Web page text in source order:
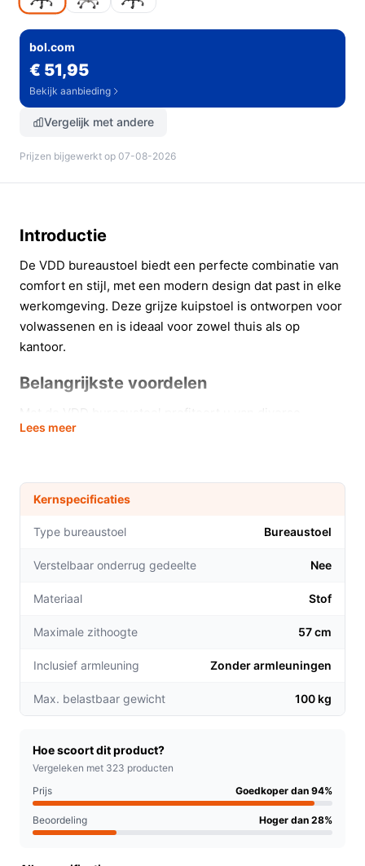
bol.com
€ 51,95
Bekijk aanbieding
Vergelijk met andere
Prijzen bijgewerkt op 07-08-2026
Introductie
De VDD bureaustoel biedt een perfecte combinatie van
comfort en stijl, met een modern design dat past in elke
werkomgeving. Deze grijze kuipstoel is ontworpen voor
volwassenen en is ideaal voor zowel thuis als op
kantoor.
Belangrijkste voordelen
praktische voordelen die uw dagelijkse werkzaamheden
De zachte stof zorgt voor een comfortabele
zitervaring, waardoor u urenlang achter uw bureau
kunt werken zonder ongemakken.
verplaatsen, wat ideaal is voor flexibele
van 47 cm tot 57 cm) maakt het mogelijk om de
Deze bureaustoel is perfect voor volwassenen die lange
bent die thuis studeert, een professional die vanuit huis
werkt, of iemand die regelmatig aan vergaderingen
deelneemt, de VDD bureaustoel biedt de juiste
ondersteuning en comfort.
Lees meer
Kernspecificaties
Type bureaustoel Bureaustoel
Verstelbaar onderrug gedeelte Nee
Materiaal Stof
Maximale zithoogte 57 cm
Inclusief armleuning Zonder armleuningen
Max. belastbaar gewicht 100 kg
Hoe scoort dit product?
Vergeleken met 323 producten
Prijs
Goedkoper dan 94%
Beoordeling Hoger dan 28%